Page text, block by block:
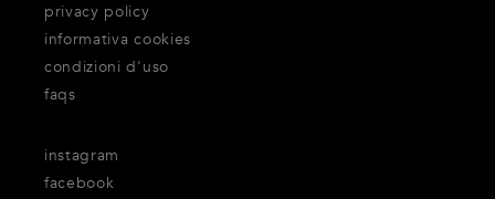
privacy policy
informativa cookies
condizioni d'uso
faqs
instagram
facebook